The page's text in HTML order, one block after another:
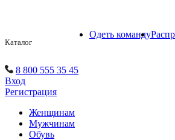
Каталог
Одеть команду
8 800 555 35 45
Вход
Регистрация
Женщинам
Мужчинам
Обувь